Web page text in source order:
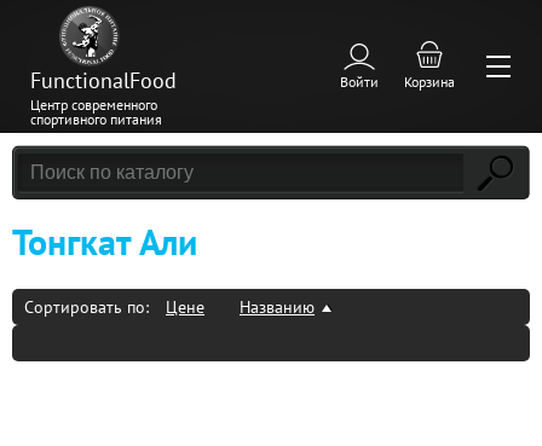
FunctionalFood
Центр современного
спортивного питания
Войти Корзина
Тонгкат Али
Сортировать по: Цене Названию